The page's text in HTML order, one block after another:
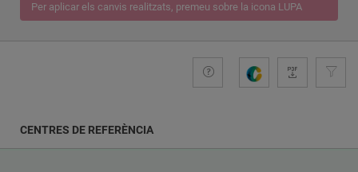
Per aplicar els canvis realitzats, premeu sobre la icona LUPA
G
a
+compromiso
Guide
CENTRES DE REFERÈNCIA